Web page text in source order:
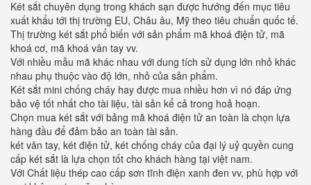
Két sắt chuyên dụng trong khách sạn được hướng đến mục tiêu
xuất khẩu tới thị trường EU, Châu âu, Mỹ theo tiêu chuẩn quốc tế.
Thị trường két sắt phổ biến với sản phẩm mã khoá điện tử, mã
khoá cơ, mã khoá vân tay vv.
Với nhiều mẫu mã khác nhau với dung tích sử dụng lớn nhỏ khác
nhau phụ thuộc vào độ lớn, nhỏ của sản phẩm.
Két sắt mini chống cháy hay được mua nhiều hơn vì nó đáp ứng
bảo vệ tốt nhất cho tài liệu, tài sản kể cả trong hoả hoạn.
Chọn mua két sắt với bảng mã khoá điện tử an toàn là chọn lựa
hàng đầu để đảm bảo an toàn tài sản.
két vân tay, két điện tử, két chống cháy của đại lý uỷ quyền cung
cấp két sắt là lựa chọn tốt cho khách hàng tại việt nam.
Với Chất liệu thép cao cấp sơn tĩnh điện xanh đen vv, phù hợp với